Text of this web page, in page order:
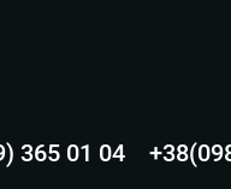
365 01 04